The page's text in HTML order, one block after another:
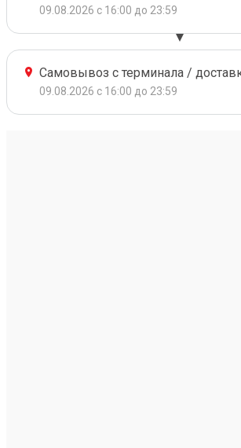
09.08.2026 с 16:00 до 23:59
Самовывоз с терминала /
09.08.2026 с 16:00 до 23:59